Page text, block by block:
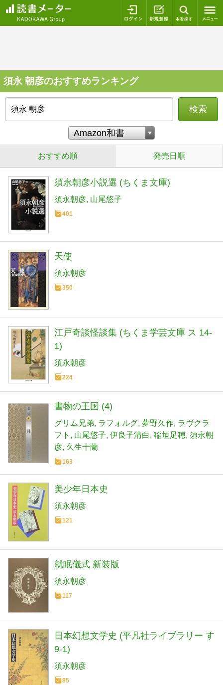
ログイン 新規登録
須永 朝彦のおすすめランキング
検索
おすすめ順 発売日順
須永朝彦小説選 (ちくま文庫)
須永朝彦 山尾悠子
401
天使
須永朝彦
350
江戸奇談怪談集 (ちくま学芸文庫 ス 14-
1)
須永朝彦
224
書物の王国 (4)
グリム兄弟 ラフォルグ 夢野久作 ラヴクラ
フト
山尾悠子 伊良子清白 稲垣足穂 須永朝
彦 久生十蘭
163
美少年日本史
須永朝彦
121
就眠儀式 新装版
須永朝彦
117
日本幻想文学史 (平凡社ライブラリー す
9-1)
須永朝彦
85